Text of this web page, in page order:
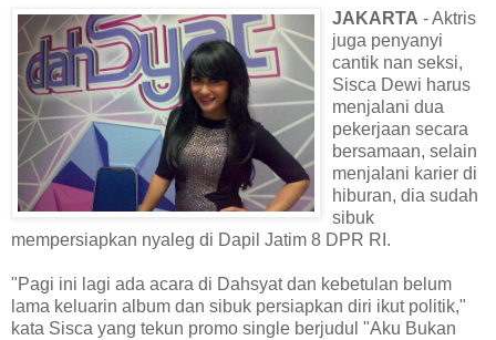
JAKARTA - Aktris
juga penyanyi
cantik nan seksi,
Sisca Dewi harus
menjalani dua
pekerjaan secara
bersamaan, selain
menjalani karier di
hiburan, dia sudah
sibuk
mempersiapkan nyaleg di Dapil Jatim 8 DPR RI.
"Pagi ini lagi ada acara di Dahsyat dan kebetulan belum
lama keluarin album dan sibuk persiapkan diri ikut politik,"
kata Sisca yang tekun promo single berjudul "Aku Bukan